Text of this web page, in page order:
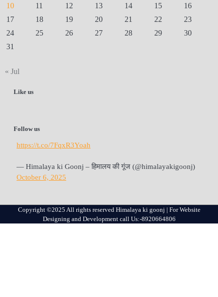
10
11 12 13 14 15
16
17
18 19 20 21 22
23
24
25 26 27 28 29
30
31
« Jul
Like us
Follow us
https://t.co/7FqxR3Yoah
— Himalaya ki Goonj – हिमालय की गूंज (@himalayakigoonj)
October 6, 2025
Copyright ©2025 All rights reserved Himalaya ki goonj | For Website
Designing and Development call Us:-8920664806